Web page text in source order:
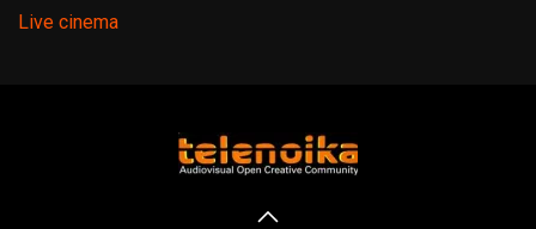
Live cinema